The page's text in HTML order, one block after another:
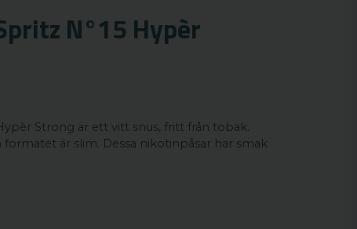
N°15 Hypèr
Strong är ett vitt snus, fritt från tobak.
formatet är slim. Dessa nikotinpåsar har smak